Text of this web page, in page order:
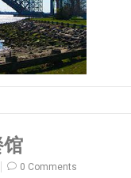
馆
0 Comments